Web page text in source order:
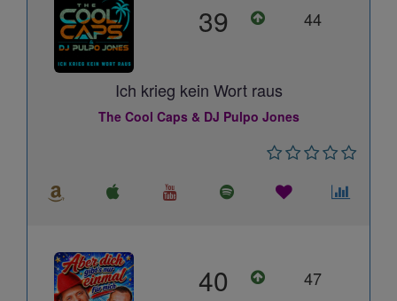
39 44
Ich krieg kein Wort raus
The Cool Caps & DJ Pulpo Jones
40 47